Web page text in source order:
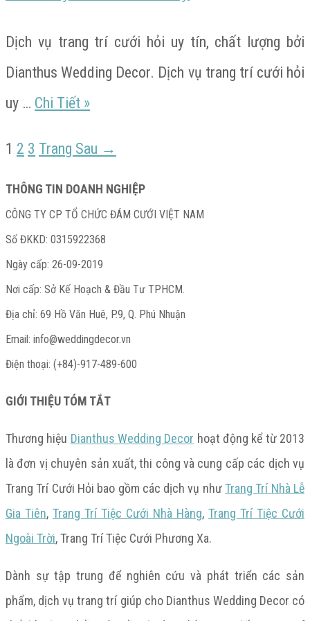
Ấn
Độ
tại
Dịch vụ trang trí cưới hỏi uy tín, chất lượng bởi
Dianthus Wedding Decor. Dịch vụ trang trí cưới hỏi
uy … Chi Tiết SheeShya
Party
»
Điều
hướng
bài
viết
Page
1 Page
2 Page
3 Trang Sau →
THÔNG TIN DOANH NGHIỆP
CÔNG TY CP TỔ CHỨC ĐÁM CƯỚI VIỆT NAM
Số ĐKKD: 0315922368
Ngày cấp: 26-09-2019
Nơi cấp: Sở Kế Hoạch & Đầu Tư TPHCM.
Địa chỉ: 69 Hồ Văn Huê, P.9, Q. Phú Nhuận
Email: info@weddingdecor.vn
Điện thoại: (+84)-917-489-600
GIỚI THIỆU TÓM TẮT
Thương hiệu Dianthus Wedding Decor hoạt động kể từ 2013
là đơn vị chuyên sản xuất, thi công và cung cấp các dịch vụ
Trang Trí Cưới Hỏi bao gồm các dịch vụ nhưTrang Trí Nhà Lễ
Gia Tiên, Trang Trí Tiệc Cưới Nhà Hàng, Trang Trí Tiệc Cưới
Ngoài Trời, Trang Trí Tiệc Cưới Phương Xa.
Dành sự tập trung để nghiên cứu và phát triển các sản
phẩm, dịch vụ trang trí giúp cho Dianthus Wedding Decor có